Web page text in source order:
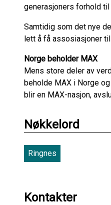
generasjoners forhold
Samtidig som det nye
lett å få assosiasjoner
Norge beholder MAX
Mens store deler av
beholde MAX i Norge
blir en MAX-nasjon,
Nøkkelord
Ringnes
Kontakter